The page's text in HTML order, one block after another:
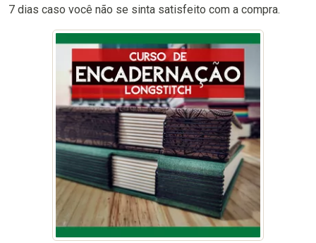
7 dias caso você não se sinta satisfeito com a compra.